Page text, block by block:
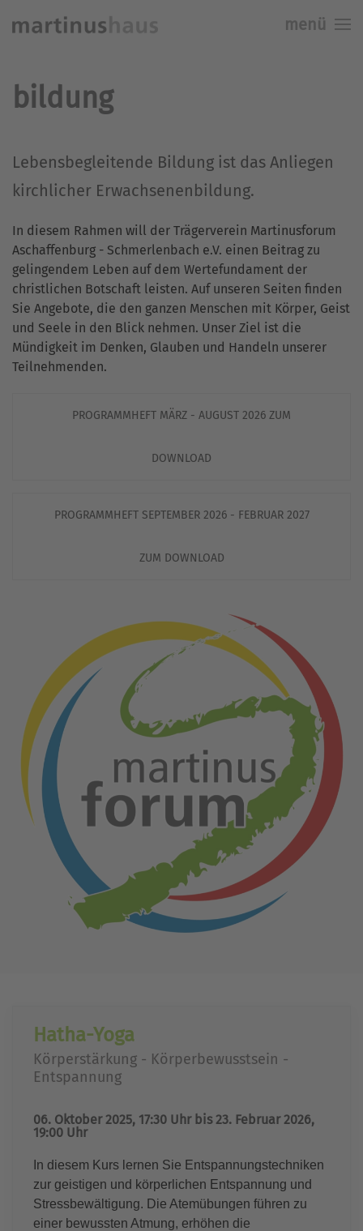
menü
bildung
Lebensbegleitende Bildung ist das Anliegen
kirchlicher Erwachsenenbildung.
In diesem Rahmen will der Trägerverein Martinusforum
Aschaffenburg - Schmerlenbach e.V. einen Beitrag zu
gelingendem Leben auf dem Wertefundament der
christlichen Botschaft leisten. Auf unseren Seiten finden
Sie Angebote, die den ganzen Menschen mit Körper, Geist
und Seele in den Blick nehmen. Unser Ziel ist die
Mündigkeit im Denken, Glauben und Handeln unserer
Teilnehmenden.
PROGRAMMHEFT MÄRZ - AUGUST 2026 ZUM
DOWNLOAD
PROGRAMMHEFT SEPTEMBER 2026 - FEBRUAR 2027
ZUM DOWNLOAD
Hatha-Yoga
Körperstärkung - Körperbewusstsein -
Entspannung
06. Oktober 2025, 17:30 Uhr bis 23. Februar 2026,
19:00 Uhr
In diesem Kurs lernen Sie Entspannungstechniken
zur geistigen und körperlichen Entspannung und
Stressbewältigung. Die Atemübungen führen zu
einer bewussten Atmung, erhöhen die